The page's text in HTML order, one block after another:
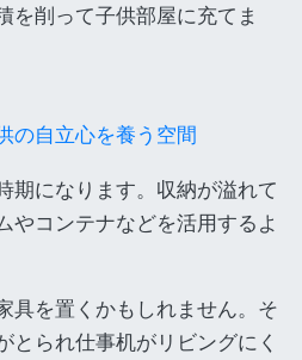
を削って子供部屋に充てま
の自立心を養う空間
期になります。収納が溢れて
やコンテナなどを活用するよ
具を置くかもしれません。そ
とられ仕事机がリビングにく